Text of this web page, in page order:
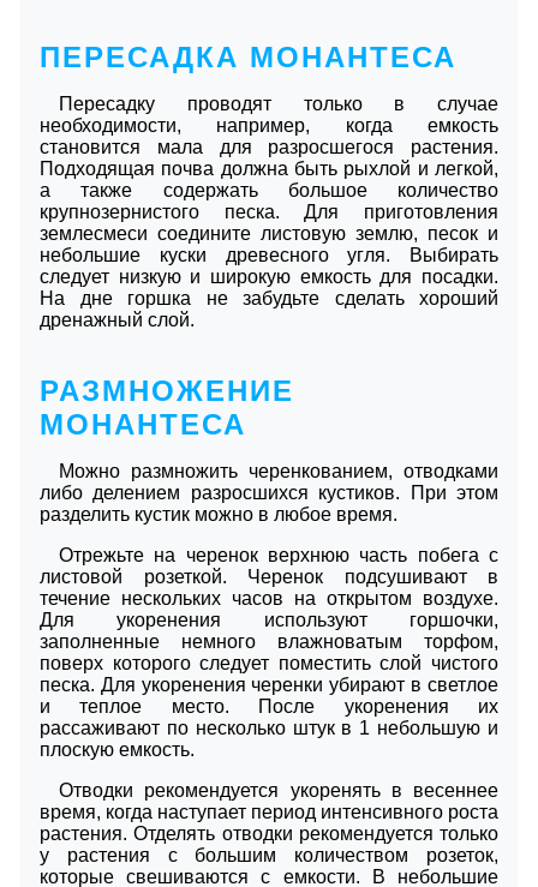
ПЕРЕСАДКА МОНАНТЕСА
Пересадку проводят только в случае
необходимости, например, когда емкость
становится мала для разросшегося растения.
Подходящая почва должна быть рыхлой и легкой,
а также содержать большое количество
крупнозернистого песка. Для приготовления
землесмеси соедините листовую землю, песок и
небольшие куски древесного угля. Выбирать
следует низкую и широкую емкость для посадки.
На дне горшка не забудьте сделать хороший
дренажный слой.
РАЗМНОЖЕНИЕ
МОНАНТЕСА
Можно размножить черенкованием, отводками
либо делением разросшихся кустиков. При этом
разделить кустик можно в любое время.
Отрежьте на черенок верхнюю часть побега с
листовой розеткой. Черенок подсушивают в
течение нескольких часов на открытом воздухе.
Для укоренения используют горшочки,
заполненные немного влажноватым торфом,
поверх которого следует поместить слой чистого
песка. Для укоренения черенки убирают в светлое
и теплое место. После укоренения их
рассаживают по несколько штук в 1 небольшую и
плоскую емкость.
Отводки рекомендуется укоренять в весеннее
время, когда наступает период интенсивного роста
растения. Отделять отводки рекомендуется только
у растения с большим количеством розеток,
которые свешиваются с емкости. В небольшие